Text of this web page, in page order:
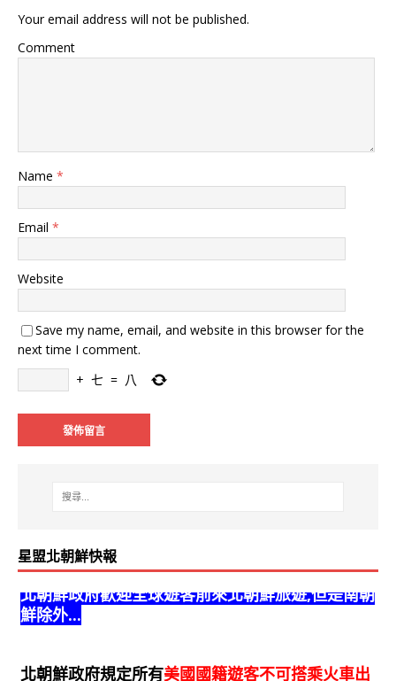
Your email address will not be published.
Comment
Name *
Email *
Website
Save my name, email, and website in this browser for the
next time I comment.
+ 七 = 八
星盟北朝鮮快報
北朝鮮政府歡迎全球遊客前來北朝鮮旅遊,但是南朝
鮮除外...
境,一律需搭乘飛機。